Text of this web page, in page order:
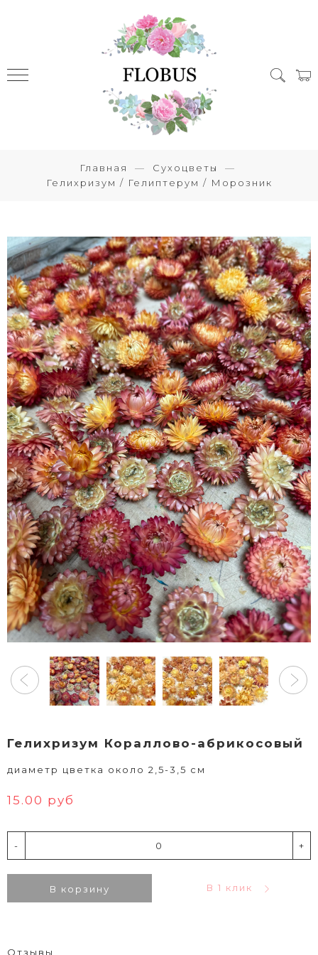
Главная
Сухоцветы
Гелихризум / Гелиптерум / Морозник
Гелихризум Кораллово-абрикосовый
диаметр цветка около 2,5-3,5 см
15.00 руб
- +
В корзину В 1 клик
Отзывы